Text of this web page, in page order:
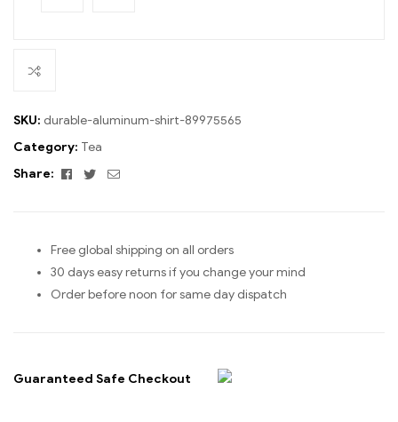
SKU: durable-aluminum-shirt-89975565
Category: Tea
Share:
Facebook
TwitterEmail
Free global shipping on all orders
30 days easy returns if you change your mind
Order before noon for same day dispatch
Guaranteed Safe Checkout